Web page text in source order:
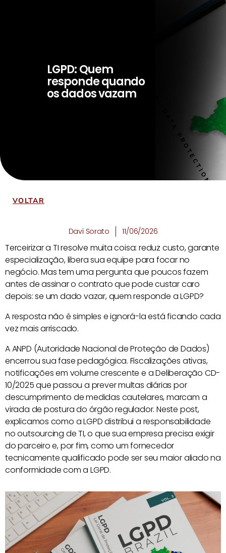
LGPD: Quem
responde quando
os dados vazam
VOLTAR
Davi Sorato 11/06/2026
Terceirizar a TI resolve muita coisa: reduz custo, garante
especialização, libera sua equipe para focar no
negócio. Mas tem uma pergunta que poucos fazem
antes de assinar o contrato que pode custar caro
depois: se um dado vazar, quem responde a LGPD?
A resposta não é simples e ignorá-la está ficando cada
vez mais arriscado.
A ANPD (Autoridade Nacional de Proteção de Dados)
encerrou sua fase pedagógica. Fiscalizações ativas,
notificações em volume crescente e a Deliberação CD-
10/2025 que passou a prever multas diárias por
descumprimento de medidas cautelares, marcam a
virada de postura do órgão regulador. Neste post,
explicamos como a LGPD distribui a responsabilidade
no outsourcing de TI, o que sua empresa precisa exigir
do parceiro e, por fim, como um fornecedor
tecnicamente qualificado pode ser seu maior aliado na
conformidade com a LGPD.